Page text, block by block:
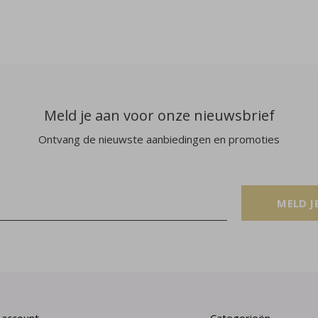
Meld je aan voor onze nieuwsbrief
Ontvang de nieuwste aanbiedingen en promoties
MELD